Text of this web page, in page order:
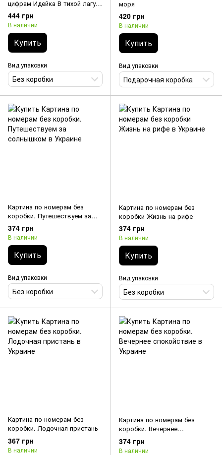
цифрам Идейка В тихой лагуне
©BOND Tetiana 50 х 40 см
444 грн
В наличии
Купить
Вид упаковки
Без коробки
моря
420 грн
В наличии
Купить
Вид упаковки
Подарочная коробка
Картина по номерам без
коробки. Путешествуем за
солнышком
374 грн
В наличии
Купить
Вид упаковки
Без коробки
Картина по номерам без
коробки Жизнь на рифе
374 грн
В наличии
Купить
Вид упаковки
Без коробки
Картина по номерам без
коробки. Лодочная пристань
367 грн
В наличии
Картина по номерам без
коробки. Вечернее
спокойствие
374 грн
В наличии